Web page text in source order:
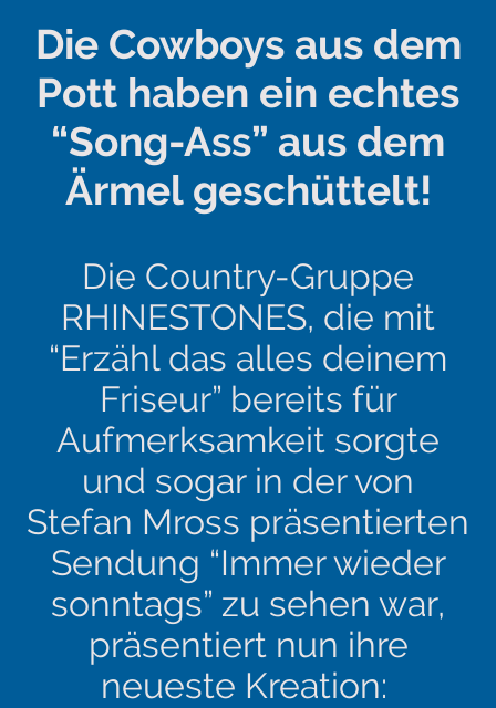
Die Cowboys aus dem
Pott haben ein echtes
“Song-Ass” aus dem
Ärmel geschüttelt!
Die Country-Gruppe
RHINESTONES, die mit
“Erzähl das alles deinem
Friseur” bereits für
Aufmerksamkeit sorgte
und sogar in der von
Stefan Mross präsentierten
Sendung “Immer wieder
sonntags” zu sehen war,
präsentiert nun ihre
neueste Kreation: